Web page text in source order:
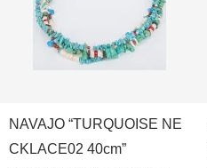
NAVAJO “TURQUOISE NE
CKLACE02 40cm”